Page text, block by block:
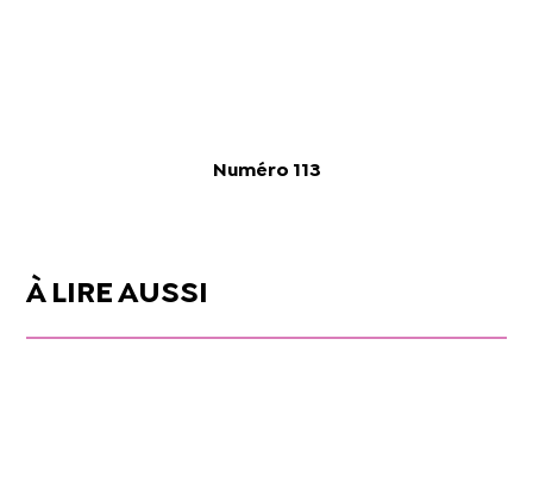
Numéro 113
À LIRE AUSSI